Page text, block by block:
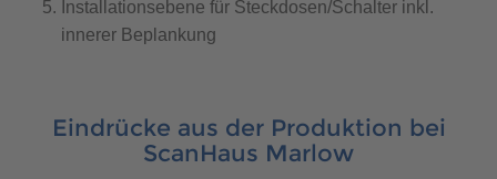
Installationsebene für Steckdosen/Schalter inkl.
innerer Beplankung
Eindrücke aus der Produktion bei
ScanHaus Marlow